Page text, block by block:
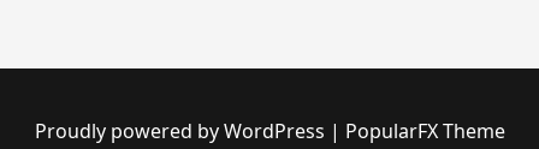
Proudly powered by WordPress | PopularFX Theme